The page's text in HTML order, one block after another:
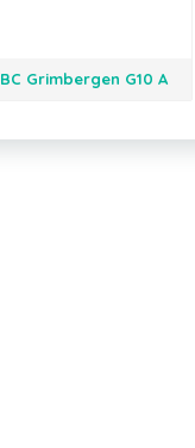
BC Grimbergen G10 A